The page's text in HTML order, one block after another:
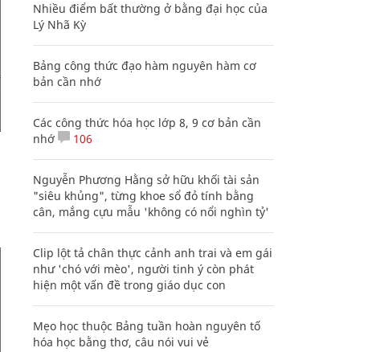
Nhiều điểm bất thường ở bằng đại học của
Lý Nhã Kỳ
Bảng công thức đạo hàm nguyên hàm cơ
bản cần nhớ
Các công thức hóa học lớp 8, 9 cơ bản cần
nhớ
106
Nguyễn Phương Hằng sở hữu khối tài sản
"siêu khủng", từng khoe sổ đỏ tính bằng
cân, mắng cựu mẫu 'không có nổi nghìn tỷ'
Clip lột tả chân thực cảnh anh trai và em gái
như 'chó với mèo', người tinh ý còn phát
hiện một vấn đề trong giáo dục con
Mẹo học thuộc Bảng tuần hoàn nguyên tố
hóa học bằng thơ, câu nói vui vẻ